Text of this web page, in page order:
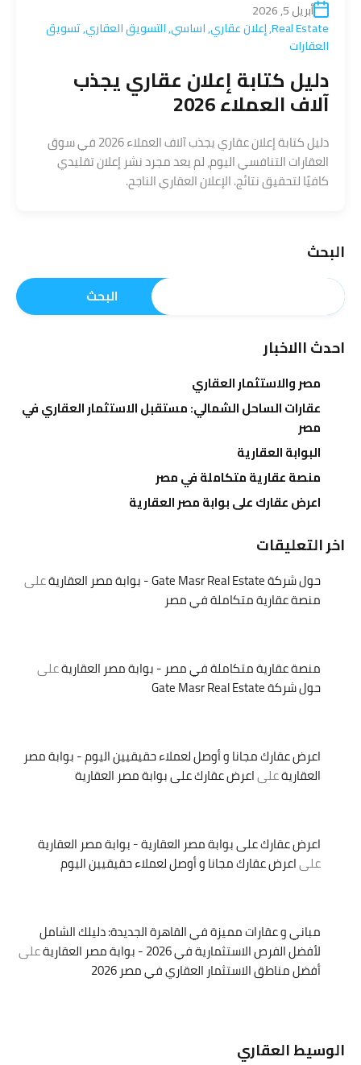
أبريل 5, 2026
Real Estate
,إعلان عقاري,اساسي,التسويق العقاري,تسويق
العقارات
دليل كتابة إعلان عقاري يجذب
آلاف العملاء 2026
دليل كتابة إعلان عقاري يجذب آلاف العملاء 2026 في سوق
العقارات التنافسي اليوم، لم يعد مجرد نشر إعلان تقليدي
كافيًا لتحقيق نتائج. الإعلان العقاري الناجح.
البحث
البحث
احدث االاخبار
مصر والاستثمار العقاري
عقارات الساحل الشمالي: مستقبل الاستثمار العقاري في
مصر
البوابة العقارية
منصة عقارية متكاملة في مصر
اعرض عقارك على بوابة مصر العقارية
اخر التعليقات
حول شركة Gate Masr Real Estate - بوابة مصر العقارية
على
منصة عقارية متكاملة في مصر
منصة عقارية متكاملة في مصر - بوابة مصر العقاريةعلى
حول شركة Gate Masr Real Estate
اعرض عقارك مجانا و أوصل لعملاء حقيقيين اليوم - بوابة مصر
العقاريةعلىاعرض عقارك على بوابة مصر العقارية
اعرض عقارك على بوابة مصر العقارية - بوابة مصر العقارية
علىاعرض عقارك مجانا و أوصل لعملاء حقيقيين اليوم
مباني و عقارات مميزة في القاهرة الجديدة: دليلك الشامل
لأفضل الفرص الاستثمارية في 2026 - بوابة مصر العقارية
على
أفضل مناطق الاستثمار العقاري في مصر 2026
الوسيط العقاري